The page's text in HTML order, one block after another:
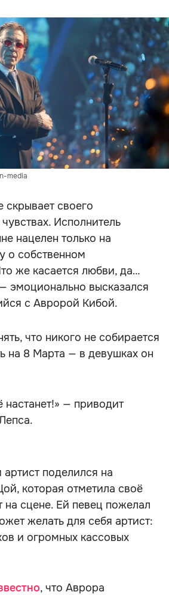
media
скрывает своего
Исполнитель
нацелен только на
о собственном
же касается любви, да…
эмоционально высказался
с Авророй Кибой.
что никого не собирается
на 8 Марта — в девушках он
— приводит
поделился на
которая отметила своё
на сцене. Ей певец пожелал
желать для себя артист:
и огромных кассовых
, что Аврора